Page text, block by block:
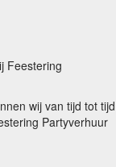
Feestering
wij van tijd tot tijd
Partyverhuur